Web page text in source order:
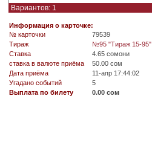
Вариантов: 1
Информация о карточке:
№ карточки
79539
Tираж
№95 "Тираж 15-95"
Ставка
4.65 сомони
ставка в валюте приёма
50.00 сом
Дата приёма
11-апр 17:44:02
Угадано событий
5
Выплата по билету
0.00 сом